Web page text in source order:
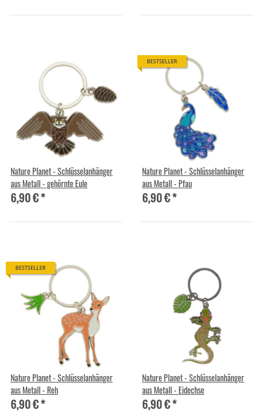
Nature Planet - Schlüsselanhänger
aus Metall - gehörnte Eule
6,90 €*
BESTSELLER
Nature Planet - Schlüsselanhänger
aus Metall - Pfau
6,90 €*
BESTSELLER
Nature Planet - Schlüsselanhänger
aus Metall - Reh
6,90 €*
Nature Planet - Schlüsselanhänger
aus Metall - Eidechse
6,90 €*